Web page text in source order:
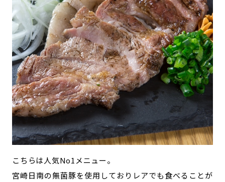
こちらは人気No1メニュー。
宮崎日南の無菌豚を使用しておりレアでも食べることが